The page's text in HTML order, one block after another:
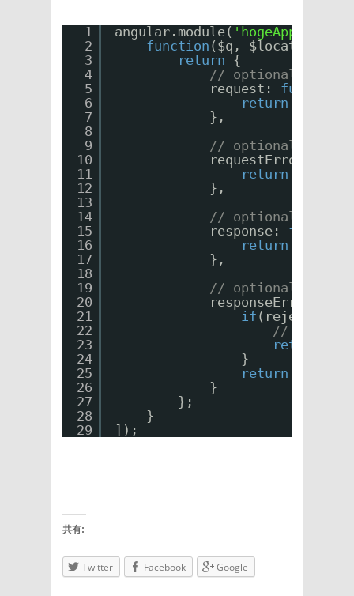
1
2
3
4
5
6
7
8
9
10
11
12
13
14
15
16
17
18
19
20
21
22
23
24
25
26
27
28
29
angular.module( 'hogeApp'
function ($q, $location) {
return {
// optional method
request: function
return
},
// optional method
requestError:
return
},
// optional method
response: function
return
},
// optional method
responseError:
if
// レスポン
return
}
return
}
};
}
]);
共有:
Twitter Facebook Google